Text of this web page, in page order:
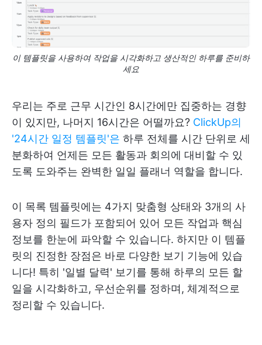
이 템플릿을 사용하여 작업을 시각화하고 생산적인 하루를 준비하
세요
우리는 주로 근무 시간인 8시간에만 집중하는 경향
이 있지만, 나머지 16시간은 어떨까요? ClickUp의
'24시간 일정 템플릿'은 하루 전체를 시간 단위로 세
분화하여 언제든 모든 활동과 회의에 대비할 수 있
도록 도와주는 완벽한 일일 플래너 역할을 합니다.
이 목록 템플릿에는 4가지 맞춤형 상태와 3개의 사
용자 정의 필드가 포함되어 있어 모든 작업과 핵심
정보를 한눈에 파악할 수 있습니다. 하지만 이 템플
릿의 진정한 장점은 바로 다양한 보기 기능에 있습
니다! 특히 '일별 달력' 보기를 통해 하루의 모든 할
일을 시각화하고, 우선순위를 정하며, 체계적으로
정리할 수 있습니다.